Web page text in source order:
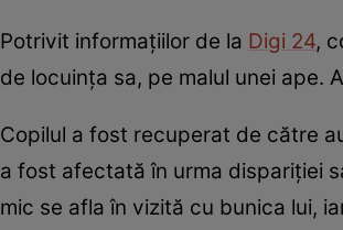
Potrivit informațiilor de la Digi 24,
de locuința sa, pe malul unei ape.
Copilul a fost recuperat de către
a fost afectată în urma dispariției
mic se afla în vizită cu bunica lui,